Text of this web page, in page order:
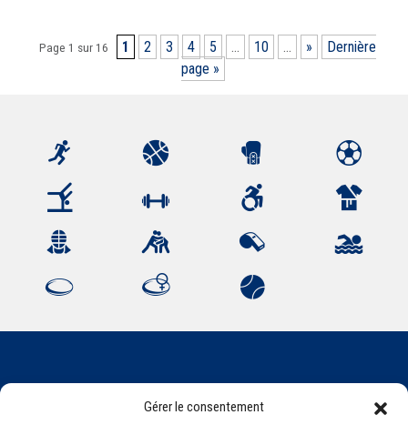
Gérer le consentement
Page 1 sur 16 1 2 3 4 5 ... 10 ... »
Dernière
page »
84, boulevard Léon Jouhaux